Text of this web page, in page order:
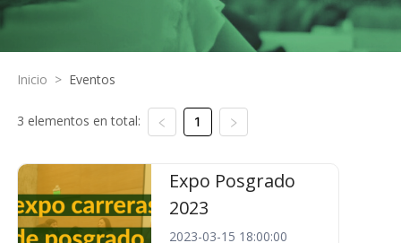
Inicio > Eventos
3 elementos en total: 1
Expo Posgrado
2023
2023-03-15 18:00:00